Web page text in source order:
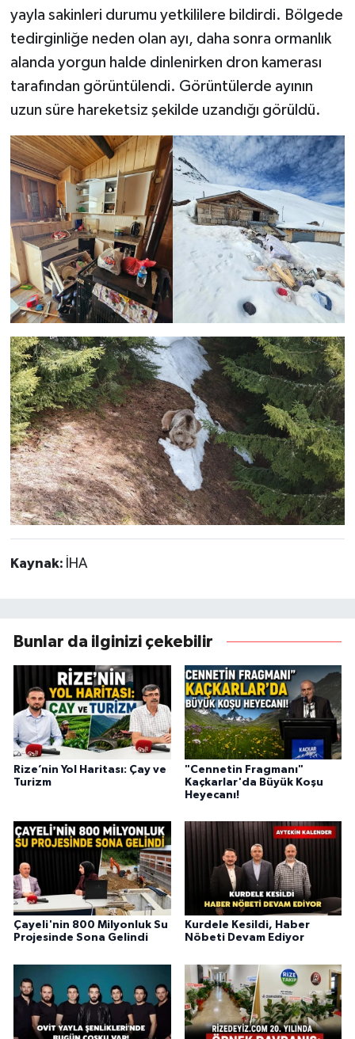
yayla sakinleri durumu yetkililere bildirdi. Bölgede
tedirginliğe neden olan ayı, daha sonra ormanlık
alanda yorgun halde dinlenirken dron kamerası
tarafından görüntülendi. Görüntülerde ayının
uzun süre hareketsiz şekilde uzandığı görüldü.
Kaynak: İHA
Bunlar da ilginizi çekebilir
Rize’nin Yol Haritası: Çay ve
Turizm
"Cennetin Fragmanı"
Kaçkarlar'da Büyük Koşu
Heyecanı!
Çayeli'nin 800 Milyonluk Su
Projesinde Sona Gelindi
Kurdele Kesildi, Haber
Nöbeti Devam Ediyor